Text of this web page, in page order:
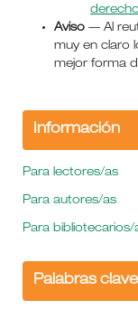
Aviso— Al
muy en claro
mejor forma
Información
Para lectores/as
Para autores/as
Para bibliotecarios/
Palabras clave